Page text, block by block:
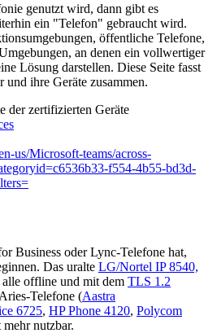
genutzt wird, dann gibt es
ein "Telefon" gebraucht wird.
öffentliche Telefone,
an denen ein vollwertiger
Lösung darstellen. Diese Seite fasst
und ihre Geräte zusammen.
zertifizierten Geräte
us/Microsoft-teams/across-
f554-4b55-bd3d-
Business oder Lync-Telefone hat,
Das uralte LG/Nortel IP 8540,
alle offline und mit dem TLS 1.2
Telefone (Aastra
6725, HP Phone 4120, Polycom
mehr nutzbar.